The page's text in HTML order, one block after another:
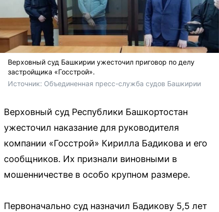
Верховный суд Башкирии ужесточил приговор по делу
застройщика «Госстрой».
Источник: Объединенная пресс-служба судов Башкирии
Верховный суд Республики Башкортостан
ужесточил наказание для руководителя
компании «Госстрой» Кирилла Бадикова и его
сообщников. Их признали виновными в
мошенничестве в особо крупном размере.
Первоначально суд назначил Бадикову 5,5 лет